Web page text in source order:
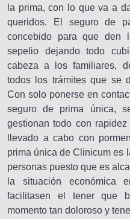
la prima, con lo que va a
queridos. El seguro de
concebido para que den
sepelio dejando todo
cabeza a los familiares,
todos los trámites que se
Con solo ponerse en
seguro de prima única,
gestionan todo con
llevado a cabo con
prima única de Clinicum es
personas puesto que es
la situación económica
facilitasen el tener que
momento tan doloroso y